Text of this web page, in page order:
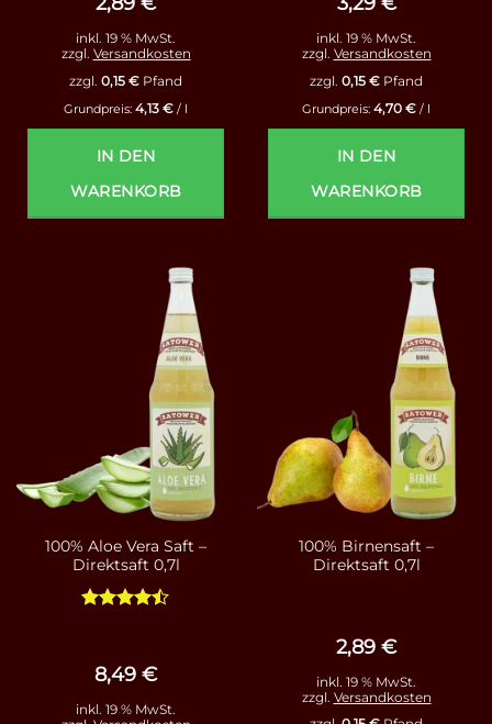
inkl. 19 % MwSt.
zzgl. Versandkosten
zzgl. 0,15 € Pfand
Grundpreis: 4,13 € / l
IN DEN
WARENKORB
inkl. 19 % MwSt.
zzgl. Versandkosten
zzgl. 0,15 € Pfand
Grundpreis: 4,70 € / l
IN DEN
WARENKORB
100% Aloe Vera Saft –
Direktsaft 0,7l
8,49 €
inkl. 19 % MwSt.
100% Birnensaft –
Direktsaft 0,7l
2,89 €
inkl. 19 % MwSt.
zzgl. Versandkosten